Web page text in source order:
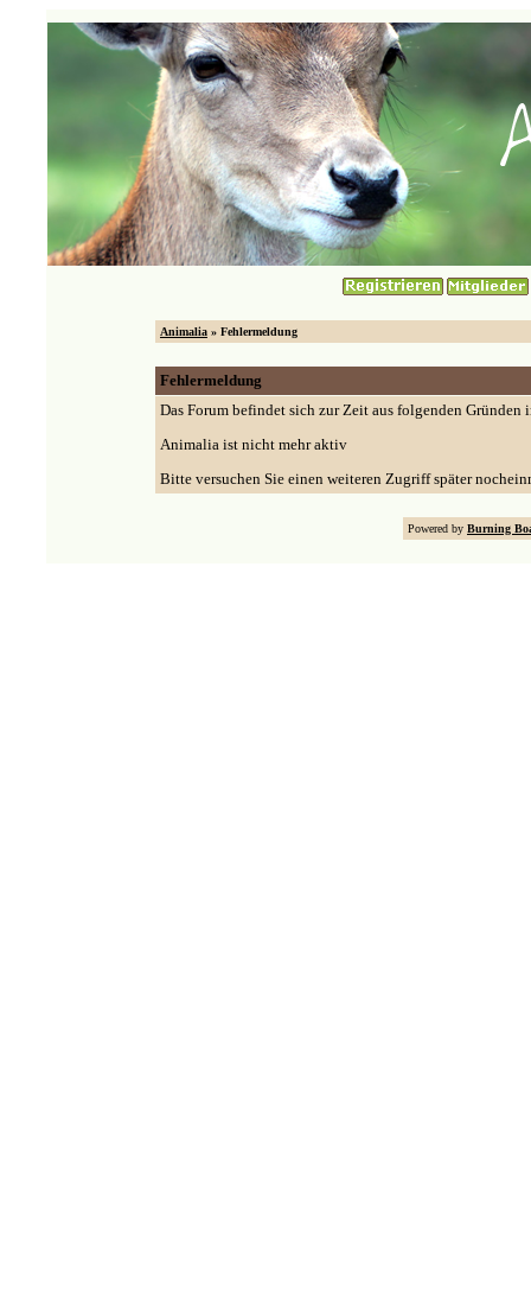
Animalia » Fehlermeldung
Fehlermeldung
Das Forum befindet sich zur Zeit aus folgenden Gründen
Animalia ist nicht mehr aktiv
Bitte versuchen Sie einen weiteren Zugriff später
Powered by Burning